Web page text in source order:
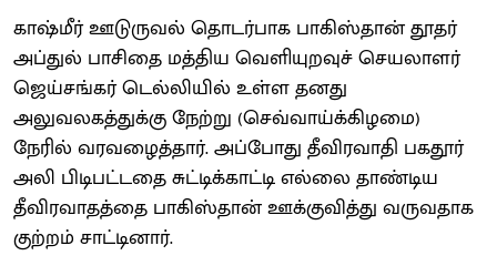
காஷ்மீர் ஊடுருவல் தொடர்பாக பாகிஸ்தான் தூதர்
அப்துல் பாசிதை மத்திய வெளியுறவுச் செயலாளர்
ஜெய்சங்கர் டெல்லியில் உள்ள தனது
அலுவலகத்துக்கு நேற்று (செவ்வாய்க்கிழமை)
நேரில் வரவழைத்தார். அப்போது தீவிரவாதி பகதூர்
அலி பிடிபட்டதை சுட்டிக்காட்டி எல்லை தாண்டிய
தீவிரவாதத்தை பாகிஸ்தான் ஊக்குவித்து வருவதாக
குற்றம் சாட்டினார்.